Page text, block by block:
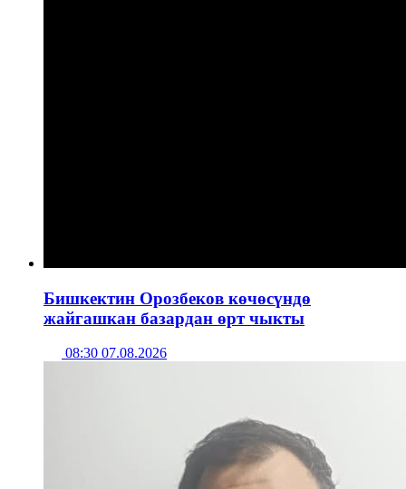
Бишкектин Орозбеков көчөсүндө
жайгашкан базардан өрт чыкты
08:30 07.08.2026